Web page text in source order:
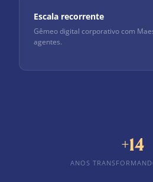
Escala recorrente
Gêmeo digital corporativo com
agentes.
+14
ANOS